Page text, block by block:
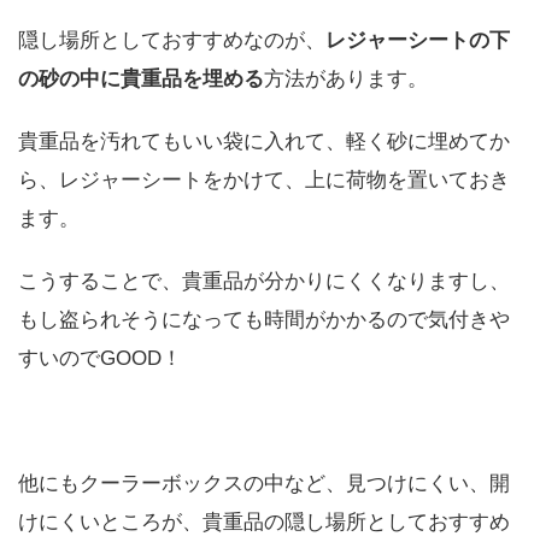
隠し場所としておすすめなのが、
レジャーシートの下
の砂の中に貴重品を埋める方法があります。
貴重品を汚れてもいい袋に入れて、軽く砂に埋めてか
ら、レジャーシートをかけて、上に荷物を置いておき
ます。
こうすることで、貴重品が分かりにくくなりますし、
もし盗られそうになっても時間がかかるので気付きや
すいのでGOOD！
他にもクーラーボックスの中など、見つけにくい、開
けにくいところが、貴重品の隠し場所としておすすめ